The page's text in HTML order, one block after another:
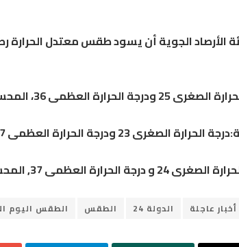
الجوية أن يسود طقس معتدل الحرارة
العظمى 36، المحسوسة 38
23 ودرجة الحرارة العظمى 37, المحسوسة 39
أخبار عاجلة الدولة 24 الطقس الطقس اليوم